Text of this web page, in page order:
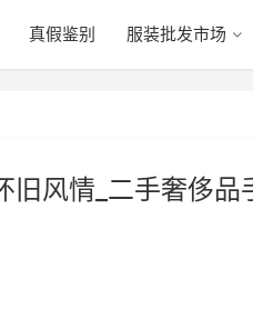
真假鉴别 服装批发市场
风情_二手奢侈品